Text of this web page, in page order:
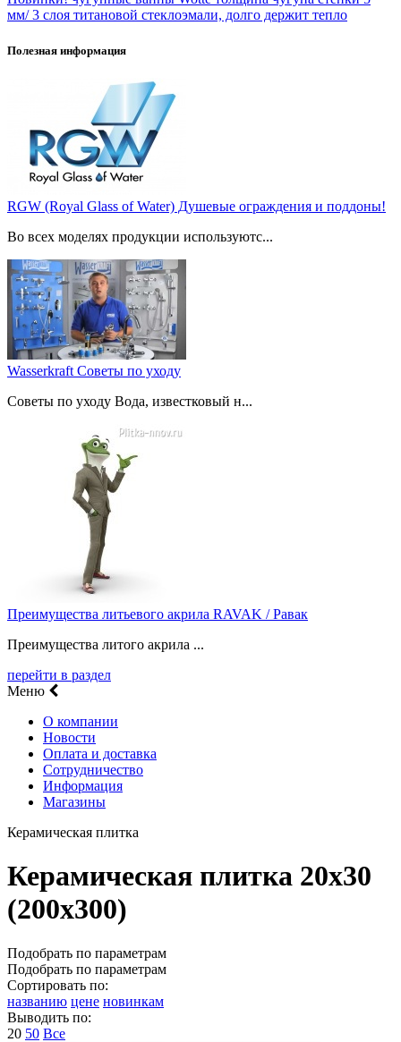
мм/ 3 слоя титановой стеклоэмали, долго держит тепло
Полезная информация
RGW (Royal Glass of Water) Душевые ограждения и поддоны!
Во всех моделях продукции используютс...
Wasserkraft Советы по уходу
Советы по уходу Вода, известковый н...
Преимущества литьевого акрила RAVAK / Равак
Преимущества литого акрила ...
перейти в раздел
Меню
О компании
Новости
Оплата и доставка
Сотрудничество
Информация
Магазины
Керамическая плитка
Керамическая плитка 20х30
(200х300)
Подобрать по параметрам
Подобрать по параметрам
Сортировать по:
названию цене новинкам
Выводить по:
20 50 Все